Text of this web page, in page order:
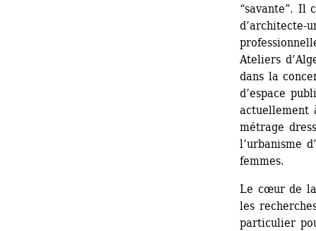
“savante”. Il
d’architecte-
Ateliers
dans la
d’espace
actuellement
métrage
l’urbanisme
femmes.
Le cœur de
les
particulier